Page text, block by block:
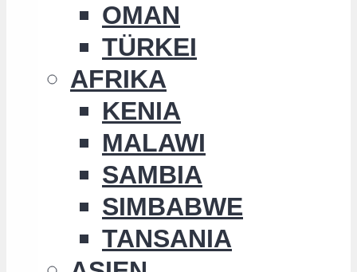
OMAN
TÜRKEI
AFRIKA
KENIA
MALAWI
SAMBIA
SIMBABWE
TANSANIA